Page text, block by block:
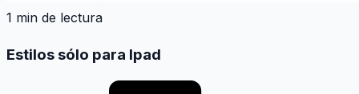
1 min de lectura
Estilos sólo para Ipad